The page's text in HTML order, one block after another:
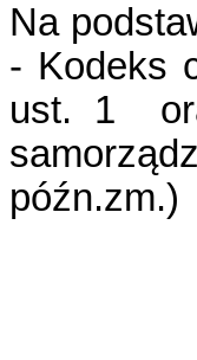
Na
- Kodeks
ust. 1
późn.zm.)